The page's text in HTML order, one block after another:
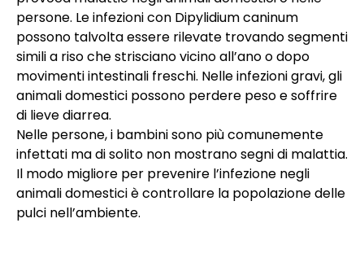
persone. Le infezioni con Dipylidium caninum
possono talvolta essere rilevate trovando segmenti
simili a riso che strisciano vicino all’ano o dopo
movimenti intestinali freschi. Nelle infezioni gravi, gli
animali domestici possono perdere peso e soffrire
di lieve diarrea.
Nelle persone, i bambini sono più comunemente
infettati ma di solito non mostrano segni di malattia.
Il modo migliore per prevenire l’infezione negli
animali domestici è controllare la popolazione delle
pulci nell’ambiente.